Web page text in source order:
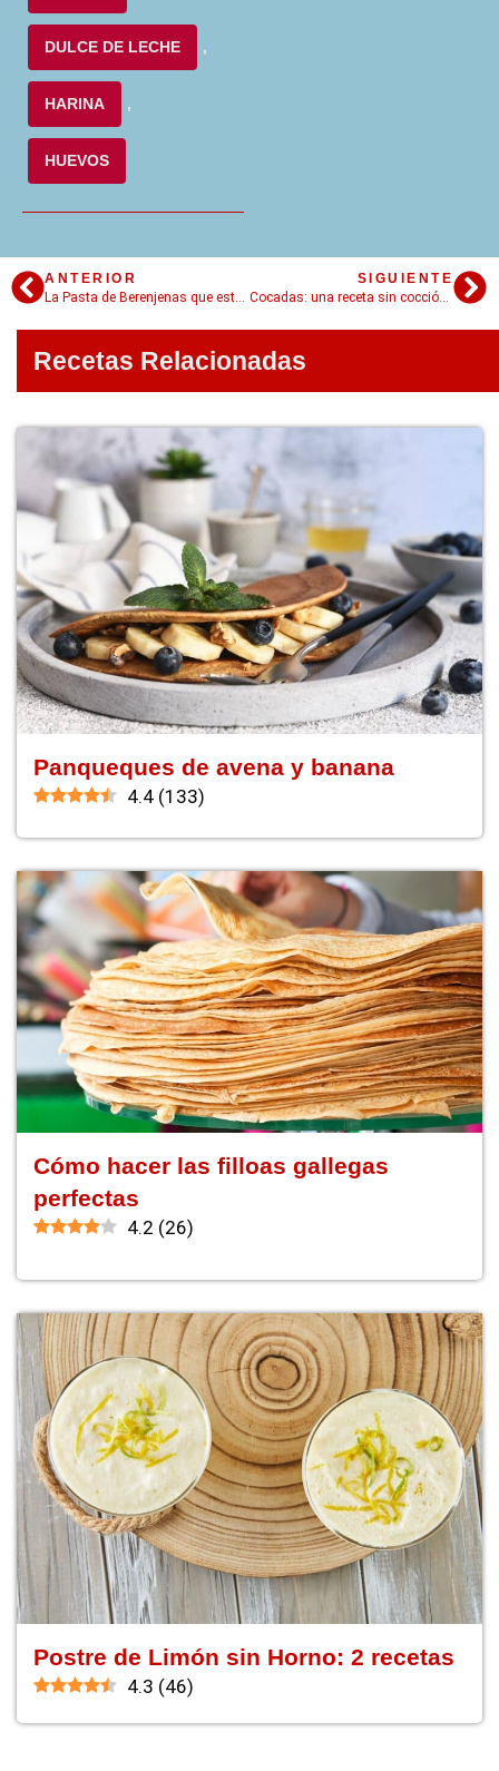
DULCE DE LECHE ,
HARINA ,
HUEVOS
ANTERIOR
La Pasta de Berenjenas que está de moda: el Babaganoush
SIGUIENTE
Cocadas: una receta sin cocción en 3 pasos para hacer con los más chicos
Recetas Relacionadas
Panqueques de avena y banana
4.4 (133)
Cómo hacer las filloas gallegas
perfectas
4.2 (26)
Postre de Limón sin Horno: 2 recetas
4.3 (46)